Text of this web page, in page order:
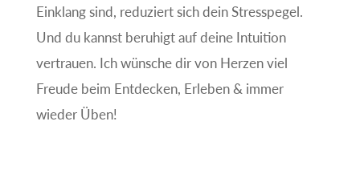
Einklang sind, reduziert sich dein Stresspegel.
Und du kannst beruhigt auf deine Intuition
vertrauen. Ich wünsche dir von Herzen viel
Freude beim Entdecken, Erleben & immer
wieder Üben!